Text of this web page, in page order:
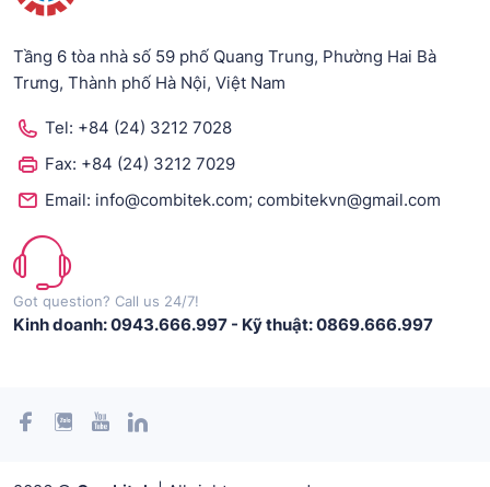
Tầng 6 tòa nhà số 59 phố Quang Trung, Phường Hai Bà
Trưng, Thành phố Hà Nội, Việt Nam
Tel: +84 (24) 3212 7028
Fax: +84 (24) 3212 7029
Email: info@combitek.com; combitekvn@gmail.com
Got question? Call us 24/7!
Kinh doanh: 0943.666.997 - Kỹ thuật: 0869.666.997